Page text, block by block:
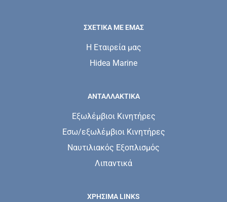
ΣΧΕΤΙΚΆ ΜΕ ΕΜΆΣ
Η Εταιρεία μας
Hidea Marine
ΑΝΤΑΛΛΑΚΤΙΚΑ
Εξωλέμβιοι Κινητήρες
Εσω/εξωλέμβιοι Κινητήρες
Ναυτιλιακός Εξοπλισμός
Λιπαντικά
ΧΡΗΣΙΜΑ LINKS